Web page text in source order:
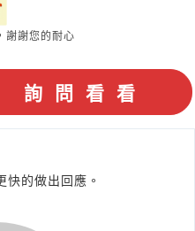
謝謝您的耐心
的做出回應。